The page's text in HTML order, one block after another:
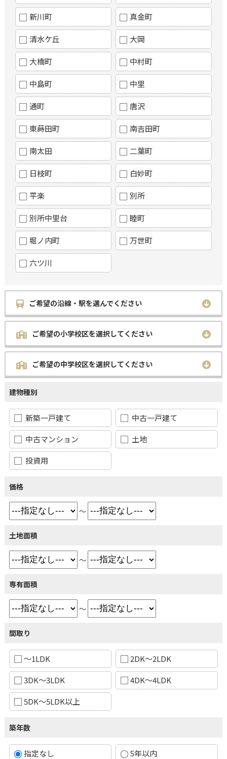
新川町 真金町
清水ケ丘 大岡
大橋町 中村町
中島町 中里
通町 唐沢
東蒔田町 南吉田町
南太田 二葉町
日枝町 白妙町
平楽 別所
別所中里台 睦町
堀ノ内町 万世町
六ツ川
ご希望の沿線・駅を選んでください
ご希望の小学校区を選択してください
ご希望の中学校区を選択してください
建物種別
新築一戸建て
中古一戸建て
中古マンション
土地
投資用
価格
～
土地面積
～
専有面積
～
間取り
～1LDK
2DK～2LDK
3DK～3LDK
4DK～4LDK
5DK～5LDK以上
築年数
指定なし
5年以内